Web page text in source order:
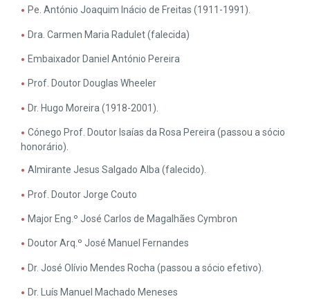
Pe. António Joaquim Inácio de Freitas (1911-1991).
Dra. Carmen Maria Radulet (falecida)
Embaixador Daniel António Pereira
Prof. Doutor Douglas Wheeler
Dr. Hugo Moreira (1918-2001).
Cónego Prof. Doutor Isaías da Rosa Pereira (passou a sócio
honorário).
Almirante Jesus Salgado Alba (falecido).
Prof. Doutor Jorge Couto
Major Eng.º José Carlos de Magalhães Cymbron
Doutor Arq.º José Manuel Fernandes
Dr. José Olívio Mendes Rocha (passou a sócio efetivo).
Dr. Luís Manuel Machado Meneses